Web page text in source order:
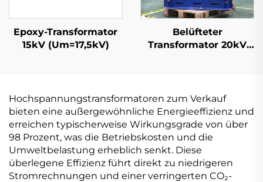
Epoxy-Transformator
15kV (Um=17,5kV)
Belüfteter
Transformator 20kV
Hochspannungstransformatoren zum Verkauf
bieten eine außergewöhnliche Energieeffizienz und
erreichen typischerweise Wirkungsgrade von über
98 Prozent, was die Betriebskosten und die
Umweltbelastung erheblich senkt. Diese
überlegene Effizienz führt direkt zu niedrigeren
Stromrechnungen und einer verringerten CO₂-